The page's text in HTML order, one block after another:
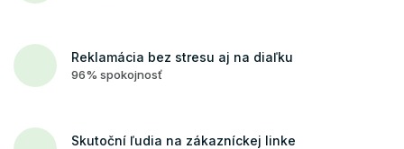
Reklamácia bez stresu aj na diaľku
96% spokojnosť
Skutoční ľudia na zákazníckej linke